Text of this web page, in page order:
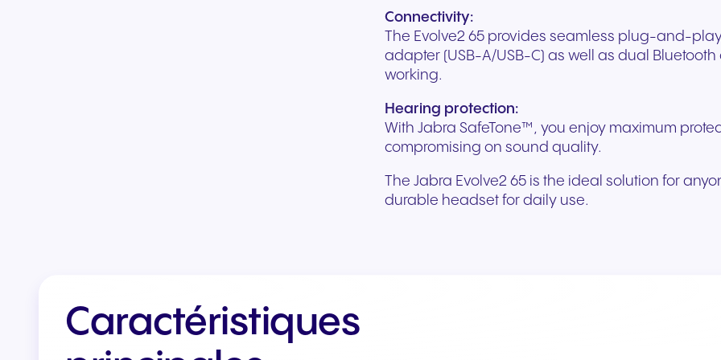
tous vos appareils. Audio
haute fidélité et sécurité de
niveau européen.
Évolutivité
rythme de votre
sécurisée pour une
meilleure expérience patient
et une meilleure prise en
charge.
pour le commerce de
moderne et
Nous vous conseillons
gratuitement et vous
présentons les solutions
vos besoins.
+33 1 88 45 37 60
de contact. Nos
répondront dans les
Accéder au formulaire
Connectivity:
The Evolve2 65 provides seamless plug-and-
adapter (USB-A/USB-C) as well as dual
working.
Hearing protection:
With Jabra SafeTone™, you enjoy maximum
compromising on sound quality.
The Jabra Evolve2 65 is the ideal solution for
durable headset for daily use.
Caractéristiques